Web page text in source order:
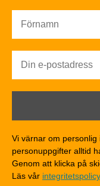
Ljud
Brandsäkerhet
Brandsäkerhet
Brandförlopp i
Brandklasser
Detaljlösningar
Träytors
Tekniska byten
Riskvärdering i
Vi värnar om
personuppgifter alltid
Genom att klicka på
Läs vår integritetspolicy.